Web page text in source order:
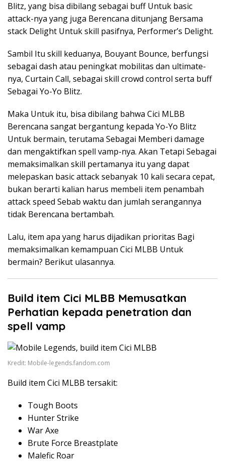
Blitz, yang bisa dibilang sebagai buff Untuk basic
attack-nya yang juga Berencana ditunjang Bersama
stack Delight Untuk skill pasifnya, Performer’s Delight.
Sambil Itu skill keduanya, Bouyant Bounce, berfungsi
sebagai dash atau peningkat mobilitas dan ultimate-
nya, Curtain Call, sebagai skill crowd control serta buff
Sebagai Yo-Yo Blitz.
Maka Untuk itu, bisa dibilang bahwa Cici MLBB
Berencana sangat bergantung kepada Yo-Yo Blitz
Untuk bermain, terutama Sebagai Memberi damage
dan mengaktifkan spell vamp-nya. Akan Tetapi Sebagai
memaksimalkan skill pertamanya itu yang dapat
melepaskan basic attack sebanyak 10 kali secara cepat,
bukan berarti kalian harus membeli item penambah
attack speed Sebab waktu dan jumlah serangannya
tidak Berencana bertambah.
Lalu, item apa yang harus dijadikan prioritas Bagi
memaksimalkan kemampuan Cici MLBB Untuk
bermain? Berikut ulasannya.
Build item Cici MLBB Memusatkan
Perhatian kepada penetration dan
spell vamp
Kredit: Mobile-legends.fandom.com
Build item Cici MLBB tersakit:
Tough Boots
Hunter Strike
War Axe
Brute Force Breastplate
Malefic Roar